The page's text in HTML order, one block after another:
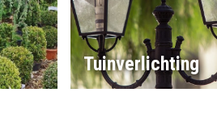
Tuinverlichting